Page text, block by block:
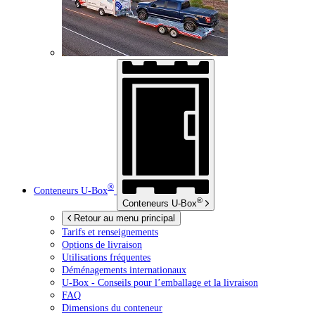
Conteneurs U-Box®
Conteneurs U-Box®
Retour au menu principal
Tarifs et renseignements
Options de livraison
Utilisations fréquentes
Déménagements internationaux
U-Box - Conseils pour l’emballage et la livraison
FAQ
Dimensions du conteneur